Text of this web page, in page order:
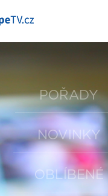
POŘADY
NOVINKY
OBLÍBENÉ